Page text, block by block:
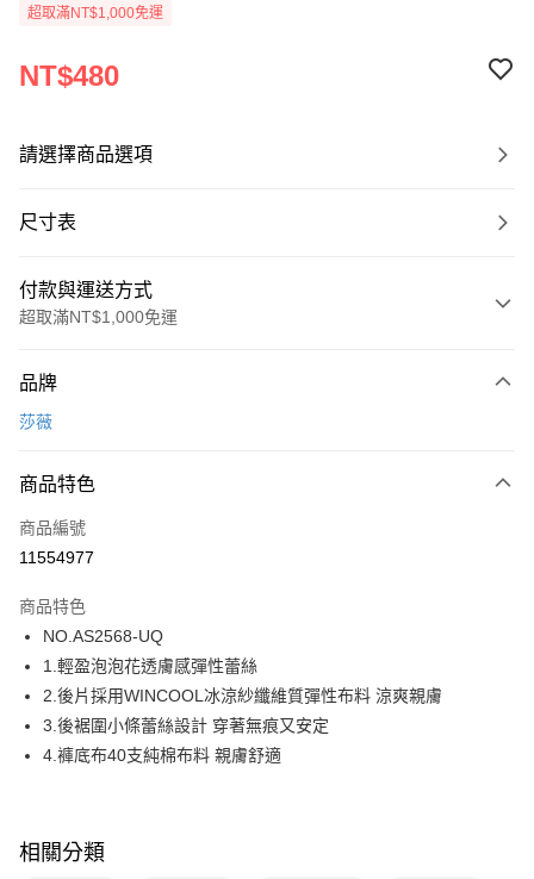
超取滿NT$1,000免運
NT$480
請選擇商品選項
尺寸表
付款與運送方式
超取滿NT$1,000免運
信用卡一次付款
LINE Pay
街口支付
運送方式
全家取貨付款
每筆NT$80，滿NT$1,000(含以上)免運費
付款後全家取貨
每筆NT$80，滿NT$1,000(含以上)免運費
品牌
莎薇
商品特色
商品編號
11554977
商品特色
NO.AS2568-UQ
1.輕盈泡泡花透膚感彈性蕾絲
2.後片採用WINCOOL冰涼紗纖維質彈性布料 涼爽親膚
3.後裾圍小條蕾絲設計 穿著無痕又安定
4.褲底布40支純棉布料 親膚舒適
相關分類